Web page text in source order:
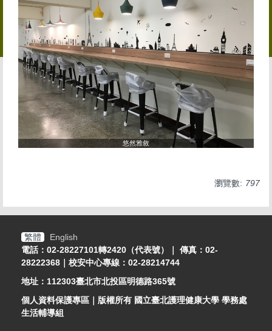
悠然雅敘
瀏覽數: 797
繁體
English
電話：02-28227101轉2420（代表號）｜ 傳真：02-
28222368｜校安中心專線：02-28214744
地址：112303臺北市北投區明德路365號
個人資料保護專區 ｜版權所有 國立臺北護理健康大學 學務處
生活輔導組